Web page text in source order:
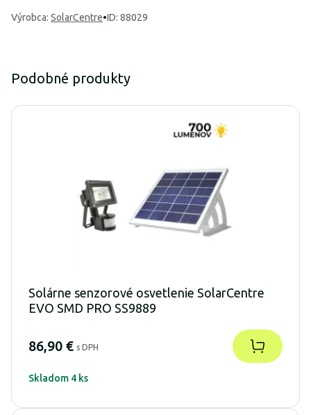
Výrobca: SolarCentre•ID: 88029
Podobné produkty
Solárne senzorové osvetlenie SolarCentre
EVO SMD PRO SS9889
86,90 € s DPH
Skladom 4 ks